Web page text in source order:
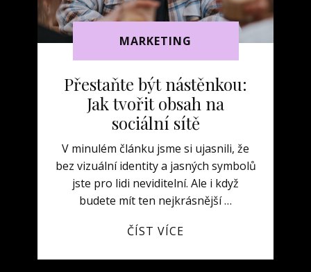
MARKETING
Přestaňte být nástěnkou:
Jak tvořit obsah na
sociální sítě
V minulém článku jsme si ujasnili, že
bez vizuální identity a jasných symbolů
jste pro lidi neviditelní. Ale i když
budete mít ten nejkrásnější …
ČÍST VÍCE